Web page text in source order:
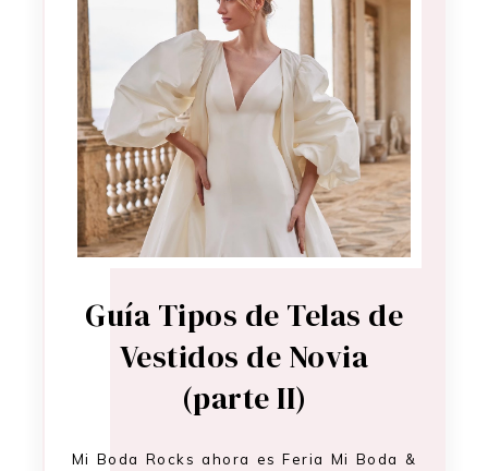
Guía Tipos de Telas de
Vestidos de Novia
(parte II)
Mi Boda Rocks ahora es Feria Mi Boda &